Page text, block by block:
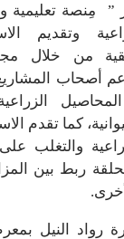
” مِنصة تعليمية
وتقديم
من خلال
أصحاب
كما تقدم
والتغلب
ربط بين
رواد النيل